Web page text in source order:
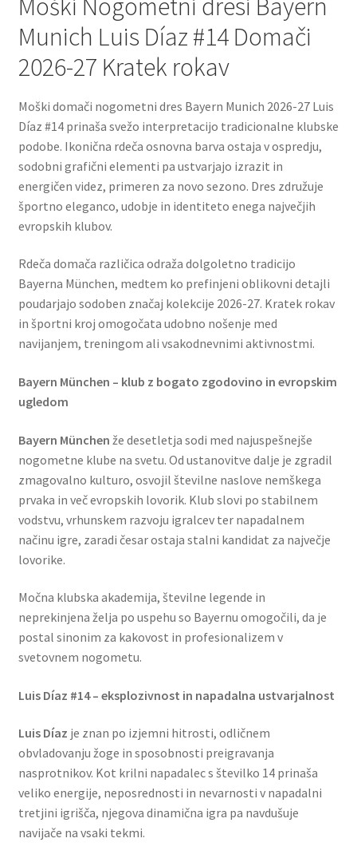
Moški Nogometni dresi Bayern
Munich Luis Díaz #14 Domači
2026-27 Kratek rokav
Moški domači nogometni dres Bayern Munich 2026-27 Luis
Díaz #14 prinaša svežo interpretacijo tradicionalne klubske
podobe. Ikonična rdeča osnovna barva ostaja v ospredju,
sodobni grafični elementi pa ustvarjajo izrazit in
energičen videz, primeren za novo sezono. Dres združuje
športno eleganco, udobje in identiteto enega največjih
evropskih klubov.
Rdeča domača različica odraža dolgoletno tradicijo
Bayerna München, medtem ko prefinjeni oblikovni detajli
poudarjajo sodoben značaj kolekcije 2026-27. Kratek rokav
in športni kroj omogočata udobno nošenje med
navijanjem, treningom ali vsakodnevnimi aktivnostmi.
Bayern München – klub z bogato zgodovino in evropskim
ugledom
Bayern München že desetletja sodi med najuspešnejše
nogometne klube na svetu. Od ustanovitve dalje je zgradil
zmagovalno kulturo, osvojil številne naslove nemškega
prvaka in več evropskih lovorik. Klub slovi po stabilnem
vodstvu, vrhunskem razvoju igralcev ter napadalnem
načinu igre, zaradi česar ostaja stalni kandidat za največje
lovorike.
Močna klubska akademija, številne legende in
neprekinjena želja po uspehu so Bayernu omogočili, da je
postal sinonim za kakovost in profesionalizem v
svetovnem nogometu.
Luis Díaz #14 – eksplozivnost in napadalna ustvarjalnost
Luis Díaz je znan po izjemni hitrosti, odličnem
obvladovanju žoge in sposobnosti preigravanja
nasprotnikov. Kot krilni napadalec s številko 14 prinaša
veliko energije, neposrednosti in nevarnosti v napadalni
tretjini igrišča, njegova dinamična igra pa navdušuje
navijače na vsaki tekmi.